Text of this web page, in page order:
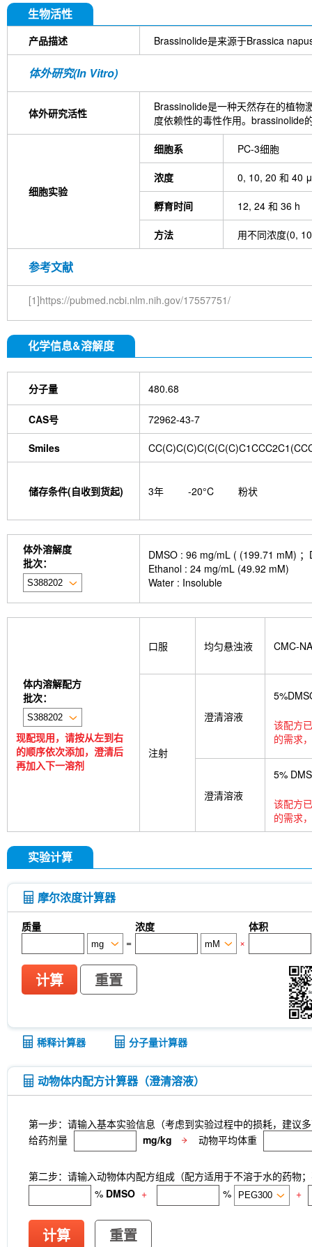
Farrerol
Chlorogenic Acid
2,2,2-Tribromoethanol
Hydroxytyrosol
D-(+)-Trehalose
Hyaluronic acid (Hyaluronan)
GSK805
Pamrevlumab (anti-CTGF)
Bromhexine HCl
E7820
Sphingosine HQNO
Iodoacetamide
(Rabbit mAb) [B17N21]
Fetuin, Fetal Bovine
Molsidomine Methylmalonate
N-Acetylneuraminic acid
Madecassoside
β-
Anethole trithione D-Mannose
Acetylglucosamine
Creatine monohydrate
Itaconic acid Hypromellose
EGCG Octaacetate
BOS-318 IM-54
C381
isotype control-InVivo
MCM2 Antibody (Rabbit
Antibody (Rabbit mAb) [M19D5]
SP1 Antibody
NK1.1 Antibody [PK136]
PB Mouse NK1.1
Troxipide
RNF20 Antibody (Rabbit mAb)
Monocrotaline
Angelic acid
GDF15 Antibody (Rabbit mAb) [G3D13]
Indolepropionic acid
carnosine
Calponin Rabbit Recombinant mAb
S100 α6/
5-Hydroxymethylfurfural
Stevioside
3,4-
Oxythiamine chloride
A
23-Hydroxybetulinic acid Khasianine
Ginsenoside Rk1
Sinensetin
acid
2'-deoxyguanosine D-Fructose
Phenylacetaldehyde
α-Boswellic acid
acid
(+)-Guaiacin Waltonitone
Gastrodenol
D-Fructose-1,6-diphosphate trisodium salt
DHA (Docosahexaenoic Acid)
AGI 1067
Ginsenoside Rg3
Achyranthes bidentata root Extract
MRTX0902
cellulose (Viscosity:100000mPa.s)
LKB1 Antibody (Rabbit mAb) [G3P15]
p27
CNPase Antibody (Rabbit mAb) [F6C6]
ITCH Antibody
Junctional Adhesion Molecule 1/JAM-A
COUP-TFII Antibody (Rabbit
MeAIB
MTCO2 Antibody (Rabbit mAb)
[N13F4]
dTRIM24
Receptorα Antibody (Rabbit mAb) [H18K23]
生物活性
产品描述 Brassinolide是来源于Brassica
体外研究(In Vitro)
体外研究活性
Brassinolide是一种天然存在的植物
度依赖性的毒性作用。brassinolide
细胞实验
细胞系 PC-3细胞
浓度 0, 10, 20 和 40
孵育时间 12, 24 和 36 h
方法 用不同浓度(0,
参考文献
[1]https://pubmed.ncbi.nlm.nih.gov/17557751/
化学信息&溶解度
分子量 480.68
CAS号 72962-43-7
Smiles
储存条件(自收到货起) 3年 -20°C 粉状
体外溶解度
批次：
DMSO : 96 mg/mL ( (199.71 mM)
Ethanol : 24 mg/mL (49.92 mM)
Water : Insoluble
体内溶解配方
批次：
现配现用，请按从左到右
的顺序依次添加，澄清后
再加入下一溶剂
口服 均匀悬浊液 CMC-NA
注射
澄清溶液
该配方
的需求
澄清溶液
5%
该配方
的需求
实验计算
摩尔浓度计算器
质量 浓度
体积
=
×
计算 重置
稀释计算器 分子量计算器
动物体内配方计算器（澄清溶液）
第一步：请输入基本实验信息（考虑到实验过程中的损耗，建议
给药剂量
mg/kg 动物平均体重
第二步：请输入动物体内配方组成（配方适用于不溶于水的药物
% DMSO + % +
计算 重置